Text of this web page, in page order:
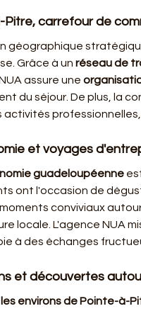
Pitre, carrefour de
géographique
Grâce à un réseau de
assure une
du séjour. De plus, la
activités
et voyages
guadeloupéenne
ont l'occasion de
moments conviviaux
locale. L'agence NUA
à des échanges
et découvertes
environs de Pointe-à-